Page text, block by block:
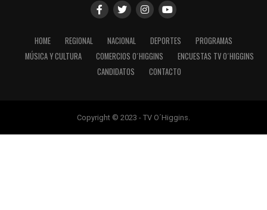
HOME REGIONAL NACIONAL DEPORTES
PROGRAMAS
MÚSICA Y CULTURA
COMERCIOS O´HIGGINS
ENCUESTAS TV O´HIGGINS
CANDIDATOS
CONTACTO
Copyright © 2023 - TV O´Higgins.